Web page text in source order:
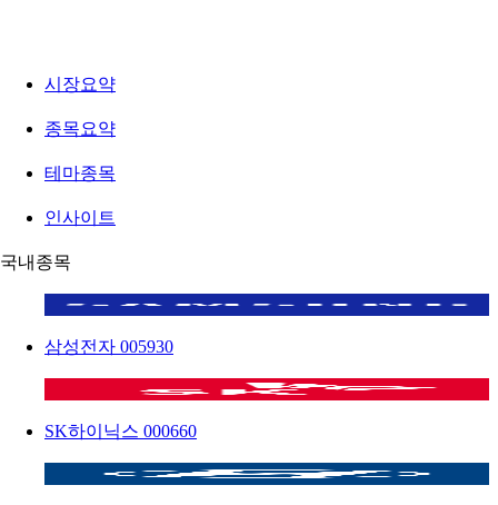
시장요약
종목요약
테마종목
인사이트
국내종목
삼성전자 005930
SK하이닉스 000660